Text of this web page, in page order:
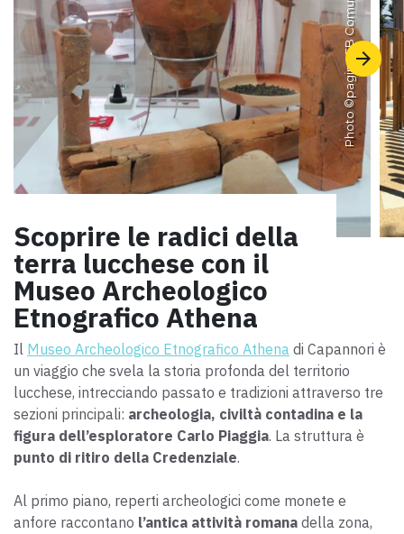
Photo ©
Scoprire le radici della
terra lucchese con il
Museo Archeologico
Etnografico Athena
Il Museo Archeologico Etnografico Athena di Capannori è
un viaggio che svela la storia profonda del territorio
lucchese, intrecciando passato e tradizioni attraverso tre
sezioni principali: archeologia, civiltà contadina e la
figura dell’esploratore Carlo Piaggia. La struttura è
punto di ritiro della Credenziale.
Al primo piano, reperti archeologici come monete e
anfore raccontano l’antica attività romana della zona,